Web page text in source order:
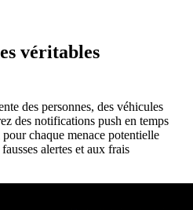
véritables
des personnes, des véhicules
des notifications push en temps
chaque menace potentielle
alertes et aux frais